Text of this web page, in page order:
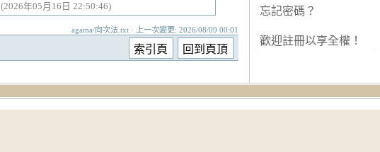
(2026年05月16日 22:50:46)
agama/向次法.txt · 上一次變更: 2026/08/09 00:01
忘記密碼？
歡迎註冊以享全權！